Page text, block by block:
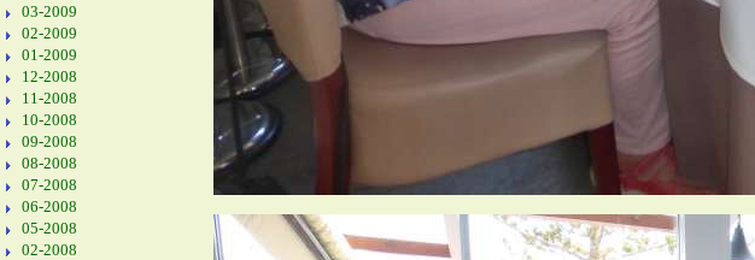
03-2009
02-2009
01-2009
12-2008
11-2008
10-2008
09-2008
08-2008
07-2008
06-2008
05-2008
02-2008